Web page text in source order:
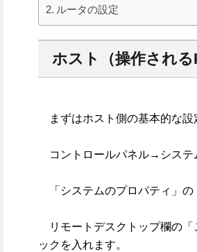
ルータの設定
ホスト（操作され
まずはホスト側の基本的な設
コントロールパネル→システ
「システムのプロパティ」の
リモートデスクトップ欄の「
ックを入れます。